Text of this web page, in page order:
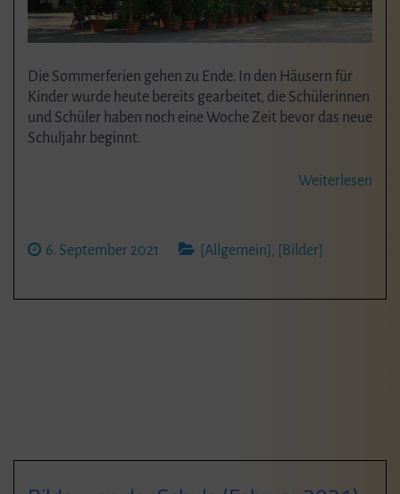
Die Sommerferien gehen zu Ende. In den Häusern für
Kinder wurde heute bereits gearbeitet, die Schülerinnen
und Schüler haben noch eine Woche Zeit bevor das neue
Schuljahr beginnt.
Weiterlesen
6. September 2021 [Allgemein] , [Bilder]